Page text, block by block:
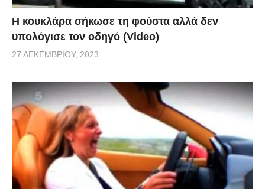
Η κουκλάρα σήκωσε τη φούστα αλλά δεν
υπολόγισε τον οδηγό (Video)
27 ΔΕΚΕΜΒΡΊΟΥ, 2023